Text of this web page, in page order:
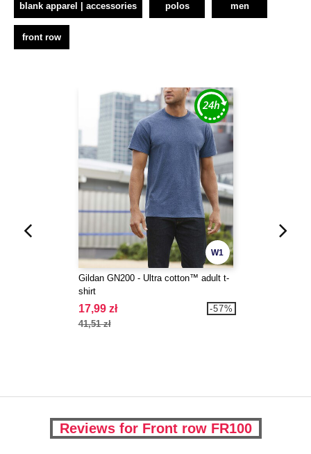
blank apparel | accessories polos men
front row
W1
Gildan GN200 - Ultra cotton™ adult t-
shirt
17,99 zł
41,51 zł
-57%
Reviews for Front row FR100